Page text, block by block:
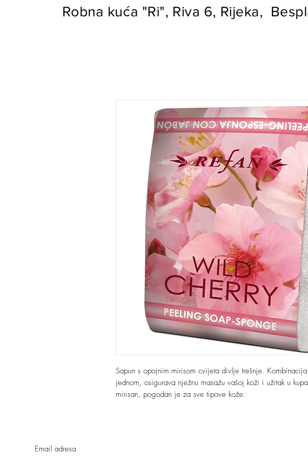
Robna kuća "Ri", Riva 6, Rijeka,
Sapun s opojnim mirisom cvijeta divlje trešnje.
jednom, osigurava nježnu masažu vašoj koži i užitak u
mirisan, pogodan je za sve tipove kože.